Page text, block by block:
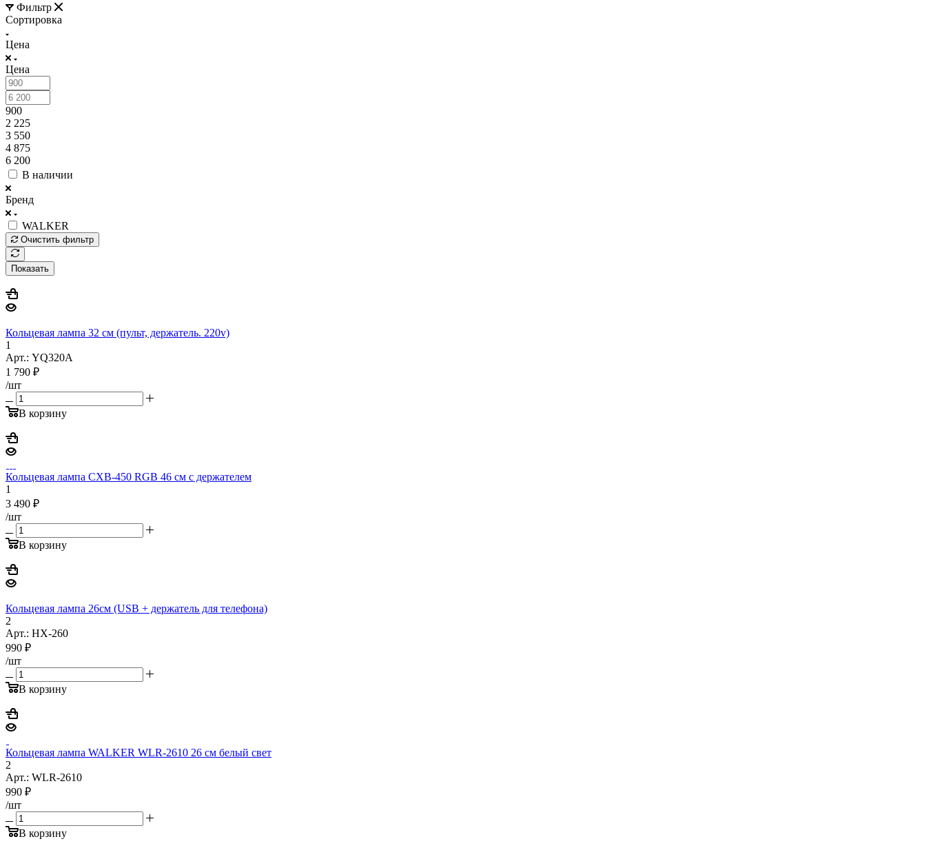
Фильтр
Сортировка
Цена
Цена
900
2 225
3 550
4 875
6 200
В наличии
Бренд
WALKER
Очистить фильтр
Показать
Кольцевая лампа 32 см (пульт, держатель. 220v)
1
Арт.: YQ320A
1 790 ₽
/шт
В корзину
Кольцевая лампа CXB-450 RGB 46 см с держателем
1
3 490 ₽
/шт
В корзину
Кольцевая лампа 26см (USB + держатель для телефона)
2
Арт.: HX-260
990 ₽
/шт
В корзину
Кольцевая лампа WALKER WLR-2610 26 см белый свет
2
Арт.: WLR-2610
990 ₽
/шт
В корзину